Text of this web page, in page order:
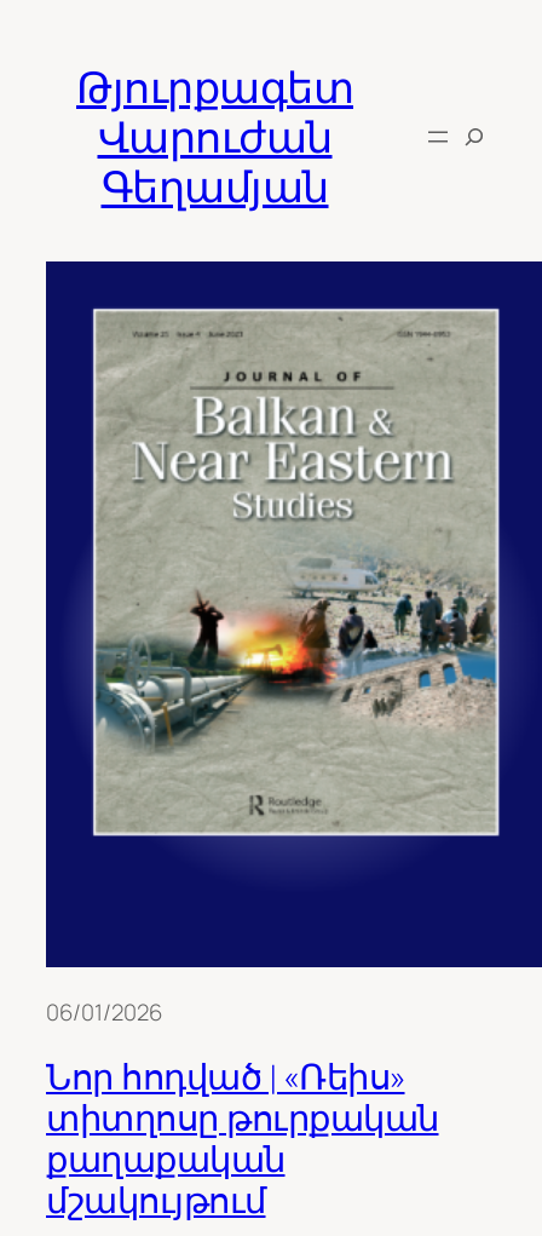
contentԹյուրքագետ
Վարուժան
Գեղամյան
06/01/2026
Նոր հոդված | «Ռեիս»
տիտղոսը թուրքական
քաղաքական
մշակույթում